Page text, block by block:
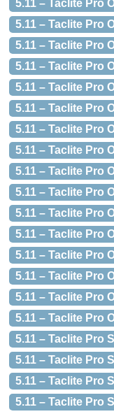
5.11 – Taclite Pro
5.11 – Taclite Pro
5.11 – Taclite Pro
5.11 – Taclite Pro
5.11 – Taclite Pro
5.11 – Taclite Pro
5.11 – Taclite Pro
5.11 – Taclite Pro
5.11 – Taclite Pro
5.11 – Taclite Pro
5.11 – Taclite Pro
5.11 – Taclite Pro
5.11 – Taclite Pro
5.11 – Taclite Pro
5.11 – Taclite Pro
5.11 – Taclite Pro
5.11 – Taclite Pro
5.11 – Taclite Pro
5.11 – Taclite Pro
5.11 – Taclite Pro